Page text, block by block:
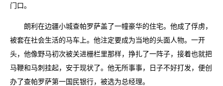
门口。
朗利在边疆小城查帕罗萨盖了一幢豪华的住宅。他成了俘虏，
被套在社会生活的马车上。他注定要成为当地的头面人物。一开
头，他像野马初次被关进栅栏里那样，挣扎了一阵子，接着也就把
马鞭和马刺挂起，安于现状了。他无所事事，日子不好打发，便创
办了查帕罗萨第一国民银行，被选为总经理。